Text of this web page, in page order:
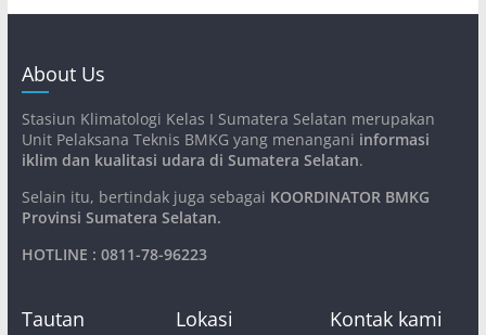
About Us
Stasiun Klimatologi Kelas I Sumatera Selatan merupakan
Unit Pelaksana Teknis BMKG yang menangani informasi
iklim dan kualitasi udara di Sumatera Selatan.
Selain itu, bertindak juga sebagai KOORDINATOR BMKG
Provinsi Sumatera Selatan.
HOTLINE : 0811-78-96223
Tautan Lokasi Kontak kami